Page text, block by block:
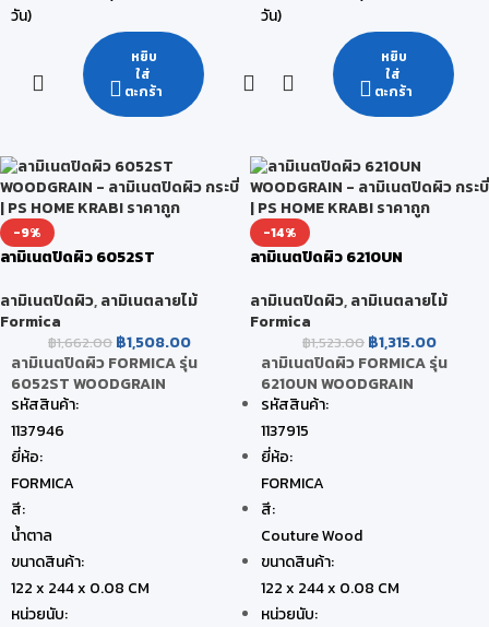
วัน)
หยิบ
ใส่
ตะกร้า
วัน)
หยิบ
ใส่
ตะกร้า
-9%
ลามิเนตปิดผิว 6052ST
ลามิเนตปิดผิว,ลามิเนตลายไม้
Formica
฿1,662.00 ฿1,508.00
ลามิเนตปิดผิว FORMICA รุ่น
6052ST WOODGRAIN
รหัสสินค้า:
1137946
ยี่ห้อ:
FORMICA
สี:
น้ำตาล
ขนาดสินค้า:
122 x 244 x 0.08 CM
หน่วยนับ:
-14%
ลามิเนตปิดผิว 6210UN
ลามิเนตปิดผิว,ลามิเนตลายไม้
Formica
฿1,523.00 ฿1,315.00
ลามิเนตปิดผิว FORMICA รุ่น
6210UN WOODGRAIN
รหัสสินค้า:
1137915
ยี่ห้อ:
FORMICA
สี:
Couture Wood
ขนาดสินค้า:
122 x 244 x 0.08 CM
หน่วยนับ: